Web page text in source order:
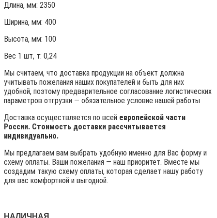
Длина, мм: 2350
Ширина, мм: 400
Высота, мм: 100
Вес 1 шт, т: 0,24
Мы считаем, что доставка продукции на объект должна
учитывать пожелания наших покупателей и быть для них
удобной, поэтому предварительное согласование логистических
параметров отгрузки — обязательное условие нашей работы
Доставка осуществляется по всей европейской части
России. Стоимость доставки рассчитывается
индивидуально.
Мы предлагаем вам выбрать удобную именно для Вас форму и
схему оплаты. Ваши пожелания — наш приоритет. Вместе мы
создадим такую схему оплаты, которая сделает нашу работу
для вас комфортной и выгодной.